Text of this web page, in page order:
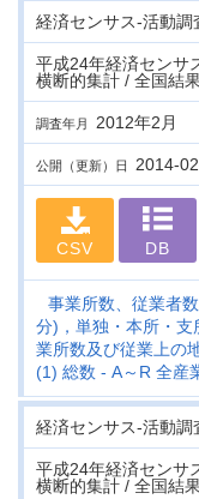
経済センサス‐活動調
平成24年経済センサ
横断的集計 / 全国結
調査年月 2012年2月
公開（更新）日 2014-
CSV DB
事業所数、従業者数
分)，単独・本所・
業所数及び従業上の
(1) 総数 - A～R 全産
経済センサス‐活動調
平成24年経済センサ
横断的集計 / 全国結